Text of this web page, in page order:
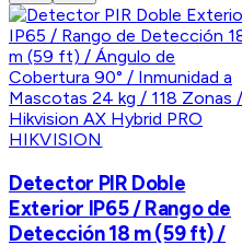
HIKVISION
Detector PIR Doble
Exterior IP65 / Rango de
Detección 18 m (59 ft) /